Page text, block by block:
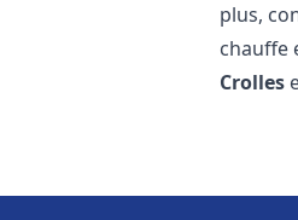
plus,
chauffe
Crolles